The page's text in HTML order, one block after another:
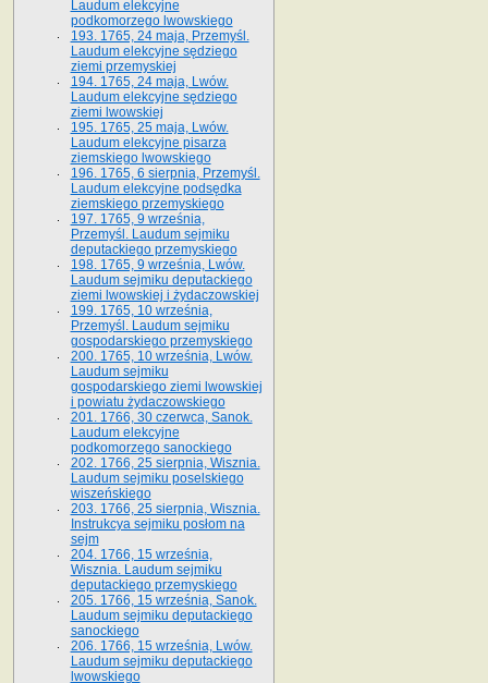
Laudum elekcyjne
podkomorzego lwowskiego
193. 1765, 24 maja, Przemyśl.
Laudum elekcyjne sędziego
ziemi przemyskiej
194. 1765, 24 maja, Lwów.
Laudum elekcyjne sędziego
ziemi lwowskiej
195. 1765, 25 maja, Lwów.
Laudum elekcyjne pisarza
ziemskiego lwowskiego
196. 1765, 6 sierpnia, Przemyśl.
Laudum elekcyjne podsędka
ziemskiego przemyskiego
197. 1765, 9 września,
Przemyśl. Laudum sejmiku
deputackiego przemyskiego
198. 1765, 9 września, Lwów.
Laudum sejmiku deputackiego
ziemi lwowskiej i żydaczowskiej
199. 1765, 10 września,
Przemyśl. Laudum sejmiku
gospodarskiego przemyskiego
200. 1765, 10 września, Lwów.
Laudum sejmiku
gospodarskiego ziemi lwowskiej
i powiatu żydaczowskiego
201. 1766, 30 czerwca, Sanok.
Laudum elekcyjne
podkomorzego sanockiego
202. 1766, 25 sierpnia, Wisznia.
Laudum sejmiku poselskiego
wiszeńskiego
203. 1766, 25 sierpnia, Wisznia.
Instrukcya sejmiku posłom na
sejm
204. 1766, 15 września,
Wisznia. Laudum sejmiku
deputackiego przemyskiego
205. 1766, 15 września, Sanok.
Laudum sejmiku deputackiego
sanockiego
206. 1766, 15 września, Lwów.
Laudum sejmiku deputackiego
lwowskiego